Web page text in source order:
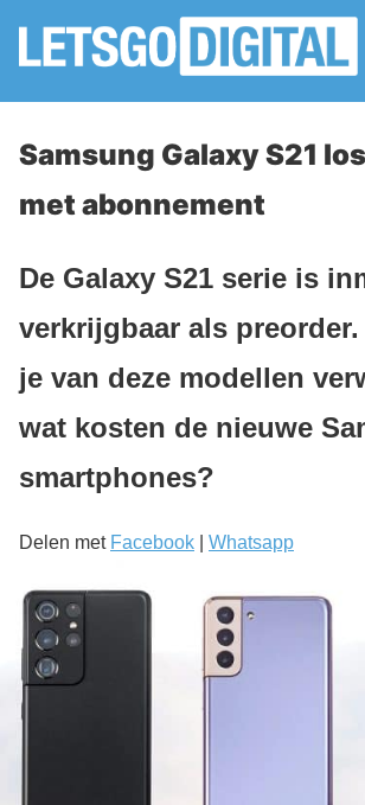
Samsung Galaxy S21
met abonnement
De Galaxy S21 serie is
verkrijgbaar als preorder.
je van deze modellen
wat kosten de nieuwe
smartphones?
Delen met Facebook Whatsapp